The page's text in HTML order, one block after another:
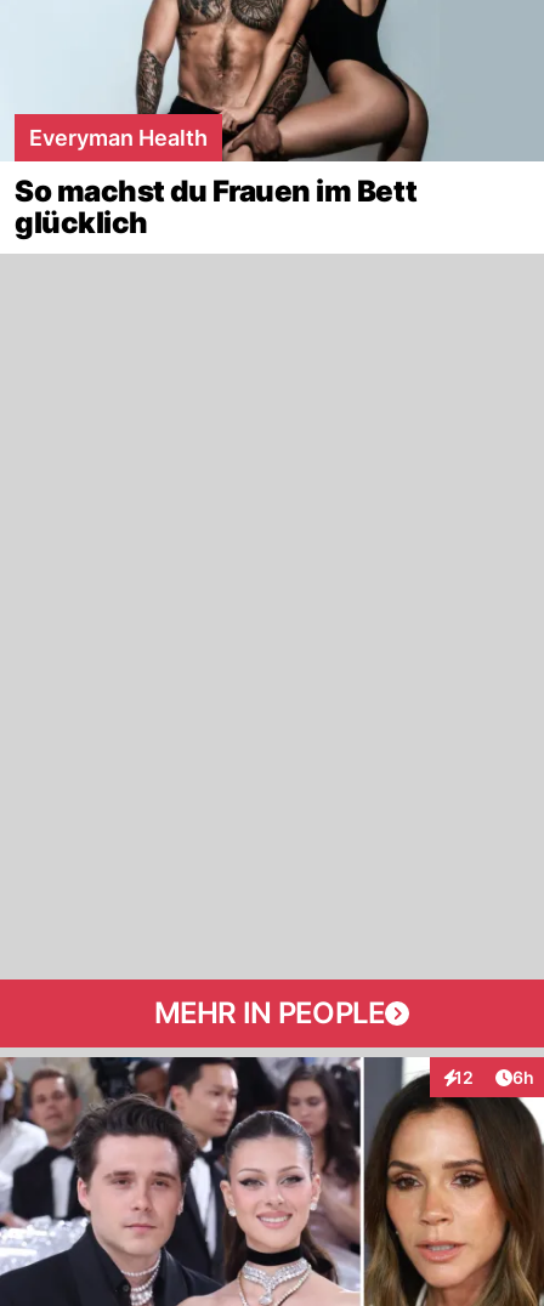
Everyman Health
So machst du Frauen im Bett
glücklich
MEHR IN PEOPLE
12
Interaktionen
6h